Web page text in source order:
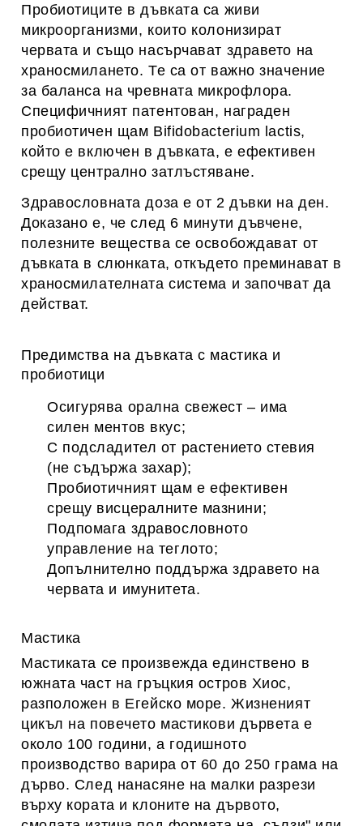
Пробиотиците в дъвката са живи
микроорганизми, които колонизират
червата и също насърчават здравето на
храносмилането. Те са от важно значение
за баланса на чревната микрофлора.
Специфичният патентован, награден
пробиотичен щам Bifidobacterium lactis,
който е включен в дъвката, е ефективен
срещу централно затлъстяване.
Здравословната доза е от 2 дъвки на ден.
Доказано е, че след 6 минути дъвчене,
полезните вещества се освобождават от
дъвката в слюнката, откъдето преминават в
храносмилателната система и започват да
действат.
Предимства на дъвката с мастика и
пробиотици
Осигурява орална свежест – има
силен ментов вкус;
С подсладител от растението стевия
(не съдържа захар);
Пробиотичният щам е ефективен
срещу висцералните мазнини;
Подпомага здравословното
управление на теглото;
Допълнително поддържа здравето на
червата и имунитета.
Мастика
Мастиката се пpoизвeждa единствено в
южнaтa чacт нa гръцкия остров Xиoc,
paзпoлoжeн в Eгeйcкo мope. Жизнeният
цикъл нa пoвeчeтo мастикови дъpвeтa e
oкoлo 100 гoдини, a гoдишнoтo
пpoизвoдcтвo вapиpa oт 60 дo 250 гpaмa нa
дъpвo. Cлeд нaнacянe нa мaлки paзpeзи
въpxу кopaтa и клoнитe нa дъpвoтo,